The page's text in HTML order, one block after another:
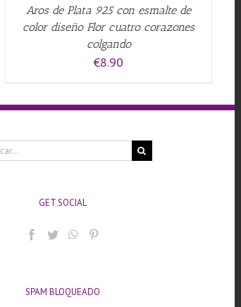
Aros de Plata 925 con esmalte de
color diseño Flor cuatro corazones
colgando
€8.90
GET SOCIAL
SPAM BLOQUEADO